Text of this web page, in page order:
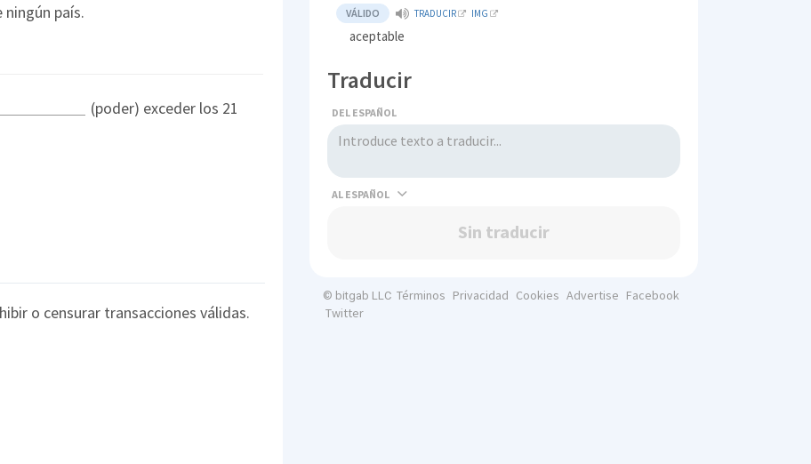
país.
(poder) exceder los 21
o censurar transacciones válidas.
VÁLIDO TRADUCIR IMG
aceptable
Traducir
DEL ESPAÑOL
AL
Sin traducir
© bitgab LLC Términos Privacidad Cookies Advertise Facebook
Twitter